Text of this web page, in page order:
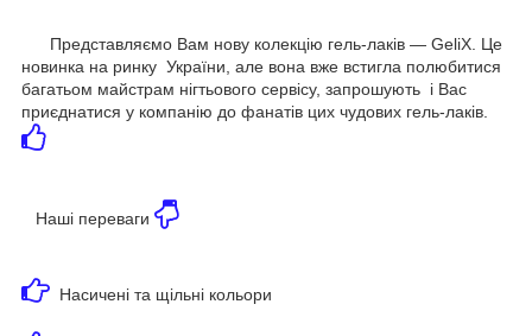
Представляємо Вам нову колекцію гель-лаків — GeliX. Це
новинка на ринку України, але вона вже встигла полюбитися
багатьом майстрам нігтьового сервісу, запрошують і Вас
приєднатися у компанію до фанатів цих чудових гель-лаків.
Наші переваги
Насичені та щільні кольори